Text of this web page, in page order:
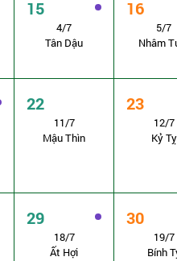
15
4/7
Tân Dậu
16
5/7
Nhâm
22
11/7
Mậu Thìn
23
12/7
Kỷ Tỵ
29
18/7
Ất Hợi
30
19/7
Bính